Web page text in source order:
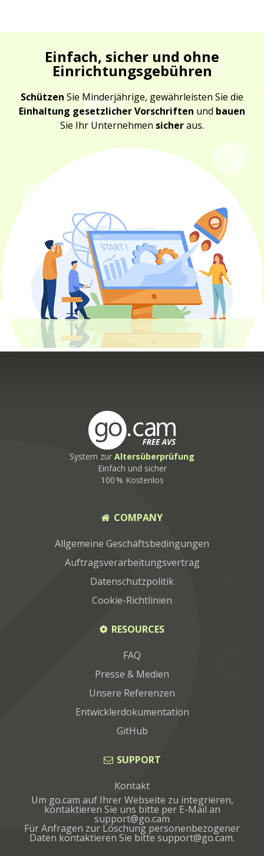
Einfach, sicher und ohne
Einrichtungsgebühren
Schützen Sie Minderjährige, gewährleisten Sie die
Einhaltung gesetzlicher Vorschriften und bauen
Sie Ihr Unternehmen sicheraus.
System zur Altersüberprüfung
Einfach und sicher
100 % Kostenlos
COMPANY
Allgemeine Geschäftsbedingungen
Auftragsverarbeitungsvertrag
Datenschutzpolitik
Cookie-Richtlinien
RESOURCES
FAQ
Presse & Medien
Unsere Referenzen
Entwicklerdokumentation
GitHub
SUPPORT
Kontakt
Um go.cam auf Ihrer Webseite zu integrieren,
kontaktieren Sie uns bitte per E-Mail an
Für Anfragen zur Löschung personenbezogener
Daten kontaktieren Sie bitte .